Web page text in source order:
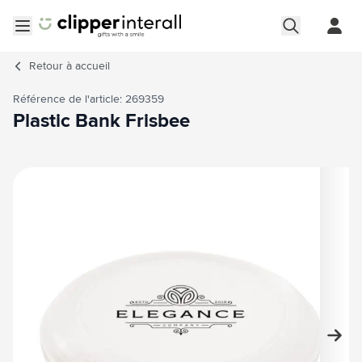
Retour à accueil
Référence de l'article: 269359
Plastic Bank Frisbee